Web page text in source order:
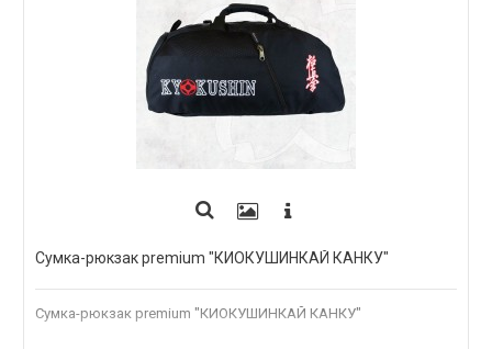
Сумка-рюкзак premium "КИОКУШИНКАЙ КАНКУ"
Сумка-рюкзак premium "КИОКУШИНКАЙ КАНКУ"